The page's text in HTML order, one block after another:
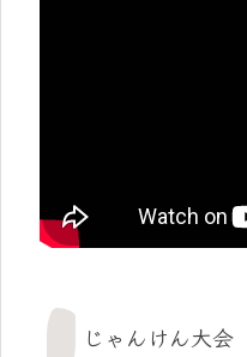
じゃんけん大会